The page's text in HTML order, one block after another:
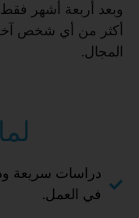
وبعد أربعة أشهر
أكثر من أي شخص
المجال.
في العمل.